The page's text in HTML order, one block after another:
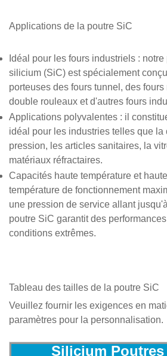
Applications de la poutre SiC
Idéal pour les fours industriels : notre
silicium (SiC) est spécialement
porteuses des fours tunnel, des
double rouleaux et d'autres fours
Applications polyvalentes : il
idéal pour les industries telles que la
pression, les articles sanitaires, la
matériaux réfractaires.
Capacités haute température et
température de fonctionnement
une pression de service allant
poutre SiC garantit des
conditions extrêmes.
Tableau des tailles de la poutre SiC
Veuillez fournir les exigences en
paramètres pour la personnalisation.
Silicium